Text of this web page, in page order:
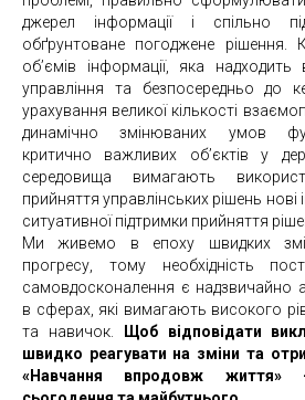
джерел інформації і спільно
обґрунтоване погоджене рішення.
об’ємів інформації, яка
управління та безпосередньо до
урахування великої кількості
динамічно змінюваних умов
критично важливих об’єктів у
середовища вимагають
прийняття управлінських рішень нові
ситуативної підтримки прийняття
Ми живемо в епоху швидких
прогресу, тому необхідність
самовдосконалення є надзвичайно
в сферах, які вимагають високого
та навичок.
Щоб відповідати
швидко реагувати на зміни та
«Навчання впродовж життя»